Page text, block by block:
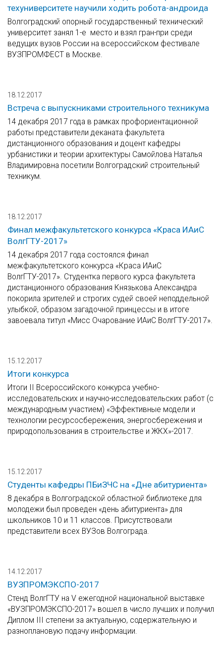
техуниверситете научили ходить робота-андроида
Волгоградский опорный государственный технический
университет занял 1-е место и взял гран-при среди
ведущих вузов России на всероссийском фестивале
ВУЗПРОМФЕСТ в Москве.
18.12.2017
Встреча с выпускниками строительного техникума
14 декабря 2017 года в рамках профориентационной
работы представители деканата факультета
дистанционного образования и доцент кафедры
урбанистики и теории архитектуры Самойлова Наталья
Владимировна посетили Волгоградский строительный
техникум.
18.12.2017
Финал межфакультетского конкурса «Краса ИАиС
ВолгГТУ-2017»
14 декабря 2017 года состоялся финал
межфакультетского конкурса «Краса ИАиС
ВолгГТУ-2017». Студентка первого курса факультета
дистанционного образования Князькова Александра
покорила зрителей и строгих судей своей неподдельной
улыбкой, образом загадочной принцессы и в итоге
завоевала титул «Мисс Очарование ИАиС ВолгГТУ-2017».
15.12.2017
Итоги конкурса
Итоги II Всероссийского конкурса учебно-
исследовательских и научно-исследовательских работ (с
международным участием) «Эффективные модели и
технологии ресурсосбережения, энергосбережения и
природопользования в строительстве и ЖКХ»-2017.
15.12.2017
Студенты кафедры ПБиЗЧС на «Дне абитуриента»
8 декабря в Волгоградской областной библиотеке для
молодежи был проведен «день абитуриента» для
школьников 10 и 11 классов. Присутствовали
представители всех ВУЗов Волгограда.
14.12.2017
ВУЗПРОМЭКСПО-2017
Стенд ВолгГТУ на V ежегодной национальной выставке
«ВУЗПРОМЭКСПО-2017» вошел в число лучших и получил
Диплом III степени за актуальную, содержательную и
разноплановую подачу информации.